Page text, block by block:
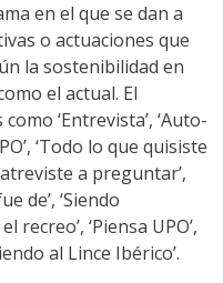
en el que se dan a
o actuaciones que
la sostenibilidad en
el actual. El
‘Entrevista’, ‘Auto-
‘Todo lo que quisiste
a preguntar’,
de’, ‘Siendo
recreo’, ‘Piensa UPO’,
al Lince Ibérico’.